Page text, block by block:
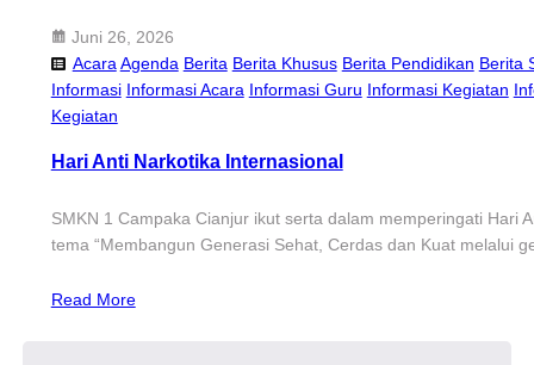
Juni 26, 2026
Acara Agenda Berita Berita Khusus Berita Pendidikan Berita
Informasi Informasi Acara Informasi Guru Informasi Kegiatan
Kegiatan
Hari Anti Narkotika Internasional
SMKN 1 Campaka Cianjur ikut serta dalam memperingati Hari
tema “Membangun Generasi Sehat, Cerdas dan Kuat melalui
Read More